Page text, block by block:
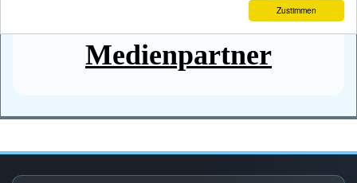
Zustimmen
Medienpartner